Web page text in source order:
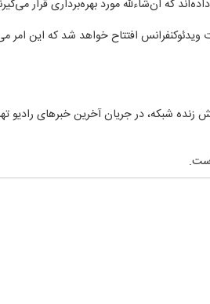
كشور به صورت ویدئوكنفرانس افتتاح خواهد شد كه این